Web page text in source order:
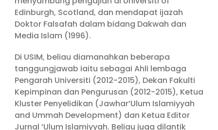
Edinburgh, Scotland, dan mendapat ijazah
Doktor Falsafah dalam bidang Dakwah dan
Media Islam (1996).
Di USIM, beliau diamanahkan beberapa
tanggungjawab iaitu sebagai Ahli lembaga
Pengarah Universiti (2012-2015), Dekan Fakulti
Kepimpinan dan Pengurusan (2012-2015), Ketua
Kluster Penyelidikan (Jawhar’Ulum Islamiyyah
and Ummah Development) dan Ketua Editor
Jurnal ‘Ulum Islamiyyah. Beliau juga dilantik